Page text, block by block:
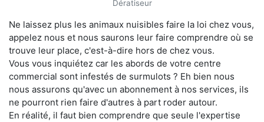
Dératiseur
Ne laissez plus les animaux nuisibles faire la loi chez vous,
appelez nous et nous saurons leur faire comprendre où se
trouve leur place, c'est-à-dire hors de chez vous.
Vous vous inquiétez car les abords de votre centre
commercial sont infestés de surmulots ? Eh bien nous
nous assurons qu'avec un abonnement à nos services, ils
ne pourront rien faire d'autres à part roder autour.
En réalité, il faut bien comprendre que seule l'expertise